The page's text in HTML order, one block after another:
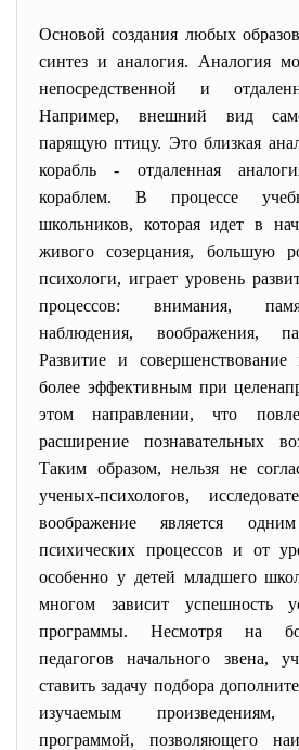
Основой создания любых
синтез и аналогия. Аналогия
непосредственной и
Например, внешний вид
парящую птицу. Это близкая
корабль - отдаленная
кораблем. В процессе
школьников, которая идет в
живого созерцания, большую
психологи, играет уровень
процессов: внимания,
наблюдения, воображения,
Развитие и совершенствование
более эффективным при
этом направлении, что
расширение познавательных
Таким образом, нельзя не
ученых-психологов,
воображение является
психических процессов и от
особенно у детей младшего
многом зависит успешность
программы. Несмотря на
педагогов начального звена,
ставить задачу подбора
изучаемым произведениям,
программой, позволяющего